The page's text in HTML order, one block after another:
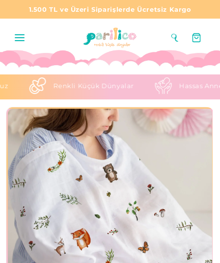
1.500 TL ve Üzeri Siparişlerde Ücretsiz Kargo
Sepet
Renkli Küçük Dünyalar Hassas Anne
Ürün bilgisine
atla